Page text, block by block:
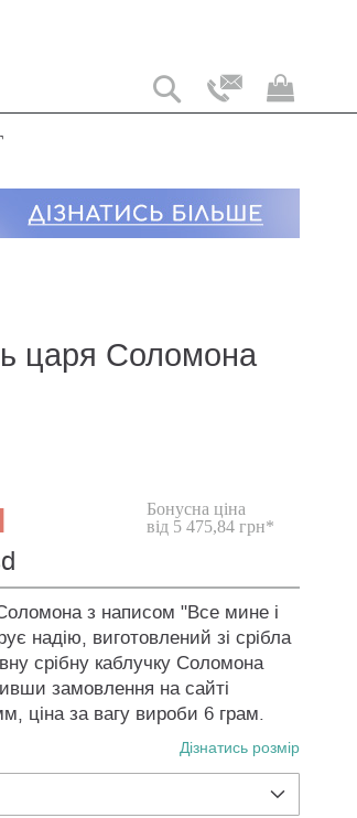
Мій
царя Соломона
Бонусна ціна
від 5 475,84 грн*
з написом "Все мине і
надію, виготовлений зі срібла
срібну каблучку Соломона
замовлення на сайті
ціна за вагу вироби 6 грам.
Дізнатись розмір